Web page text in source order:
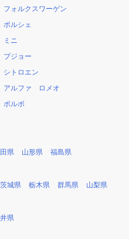
フォルクスワーゲン
ポルシェ
ミニ
プジョー
シトロエン
アルファ ロメオ
ボルボ
県 山形県 福島県
茨城県 栃木県 群馬県 山梨県
県